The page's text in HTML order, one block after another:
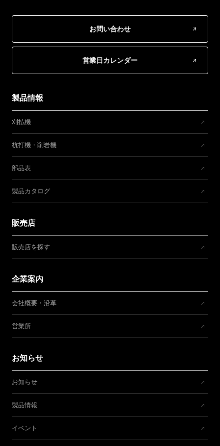
お問い合わせ
営業日カレンダー
製品情報
刈払機
杭打機・削岩機
部品表
製品カタログ
販売店
販売店を探す
企業案内
会社概要・沿革
営業所
お知らせ
お知らせ
製品情報
イベント